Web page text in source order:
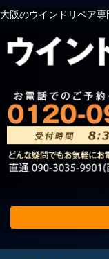
大阪のウインドリペア